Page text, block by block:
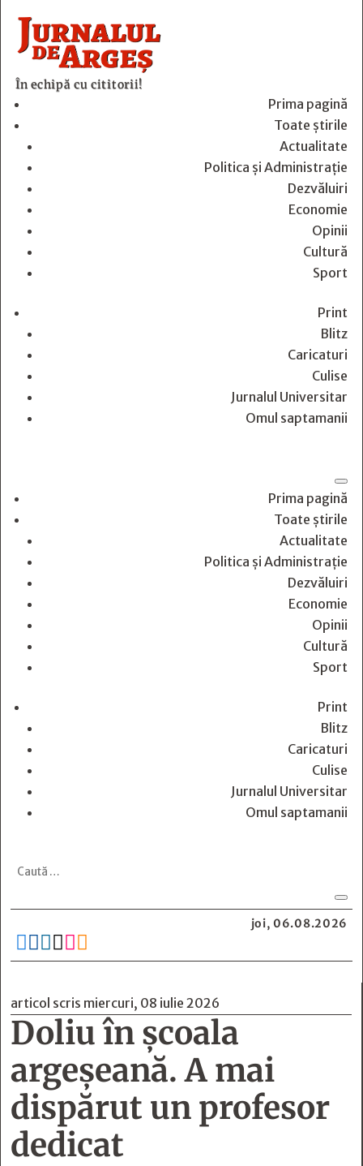
În echipă cu cititorii!
Prima pagină
Toate știrile
Actualitate
Politica și Administrație
Dezvăluiri
Economie
Opinii
Cultură
Sport
Print
Blitz
Caricaturi
Culise
Jurnalul Universitar
Omul saptamanii
Prima pagină
Toate știrile
Actualitate
Politica și Administrație
Dezvăluiri
Economie
Opinii
Cultură
Sport
Print
Blitz
Caricaturi
Culise
Jurnalul Universitar
Omul saptamanii
joi, 06.08.2026
     
articol scris miercuri, 08 iulie 2026
Doliu în școala
argeșeană. A mai
dispărut un profesor
dedicat